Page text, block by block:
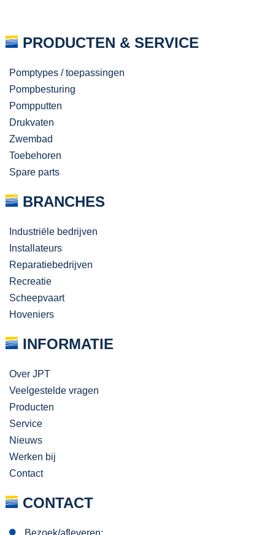
PRODUCTEN & SERVICE
Pomptypes / toepassingen
Pompbesturing
Pompputten
Drukvaten
Zwembad
Toebehoren
Spare parts
BRANCHES
Industriële bedrijven
Installateurs
Reparatiebedrijven
Recreatie
Scheepvaart
Hoveniers
INFORMATIE
Over JPT
Veelgestelde vragen
Producten
Service
Nieuws
Werken bij
Contact
CONTACT
Bezoek/afleveren: